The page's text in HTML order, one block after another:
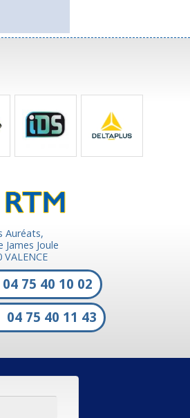
Auréats,
James Joule
VALENCE
04 75 40 10 02
04 75 40 11 43